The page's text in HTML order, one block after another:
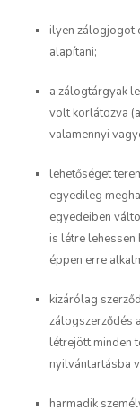
ilyen zálogjogot
alapítani;
a zálogtárgyak
volt korlátozva
valamennyi
lehetőséget
egyedileg
egyedeiben
is létre
éppen erre
kizárólag
zálogszerződés
létrejött minden
nyilvántartásba
harmadik